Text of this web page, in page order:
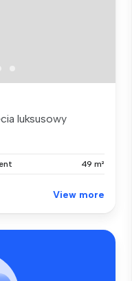
luksusowy
49 m²
View more